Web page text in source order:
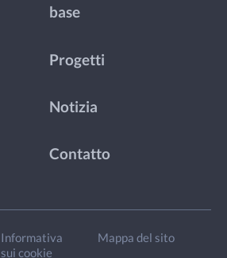
base
Progetti
Notizia
Contatto
Informativa
sui cookie
Mappa del sito